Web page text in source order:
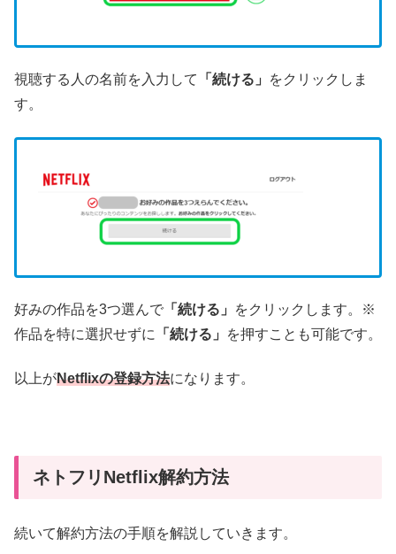
視聴する人の名前を入力して 「続ける」
をクリックしま
す。
好みの作品を3つ選んで 「続ける」
をクリックします。※
作品を特に選択せずに
「続ける」 を押すことも可能です。
以上がNetflixの登録方法になります。
ネトフリNetflix解約方法
続いて解約方法の手順を解説していきます。